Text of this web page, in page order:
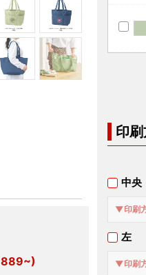
889~)
印
中央
▼印刷
左
▼印刷